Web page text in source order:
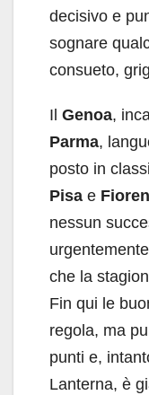
decisivo e
sognare
consueto,
Il Genoa,
Parma,
posto in
Pisa e
nessun
che la
Fin qui le
regola, ma
punti e,
Lanterna, è